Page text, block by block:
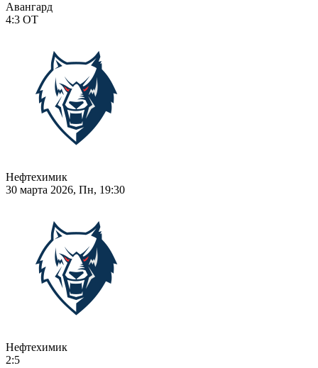
Авангард
4:3 ОТ
Нефтехимик
30 марта 2026, Пн, 19:30
Нефтехимик
2:5